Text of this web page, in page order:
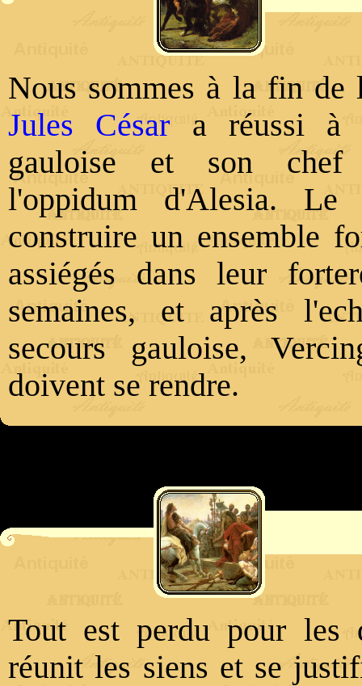
Nous sommes à la fin
Jules César a réussi à
gauloise et son
l'oppidum d'Alesia. Le
construire un ensemble
assiégés dans leur
semaines, et après
secours gauloise,
doivent se rendre.
Tout est perdu pour les
réunit les siens et se